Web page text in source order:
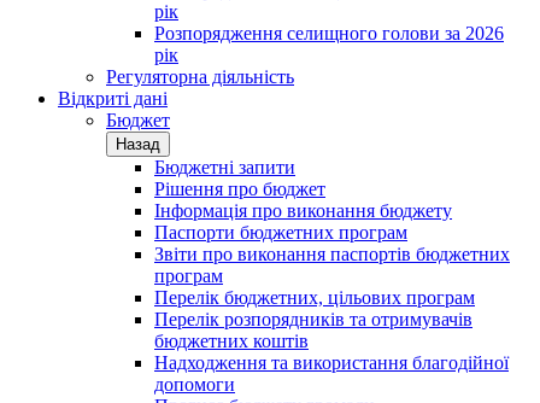
рік
Розпорядження селищного голови за 2026
рік
Регуляторна діяльність
Відкриті дані
Бюджет
Назад
Бюджетні запити
Рішення про бюджет
Інформація про виконання бюджету
Паспорти бюджетних програм
Звіти про виконання паспортів бюджетних
програм
Перелік бюджетних, цільових програм
Перелік розпорядників та отримувачів
бюджетних коштів
Надходження та використання благодійної
допомоги